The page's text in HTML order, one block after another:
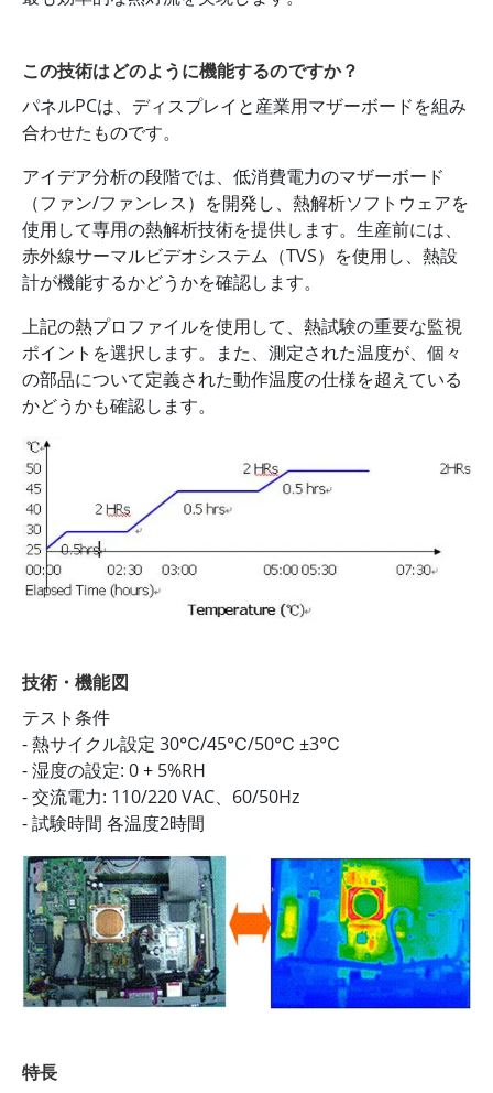
この技術はどのように機能するのですか？
パネルPCは、ディスプレイと産業用マザーボードを組み
合わせたものです。
アイデア分析の段階では、低消費電力のマザーボード
（ファン/ファンレス）を開発し、熱解析ソフトウェアを
使用して専用の熱解析技術を提供します。生産前には、
赤外線サーマルビデオシステム（TVS）を使用し、熱設
計が機能するかどうかを確認します。
上記の熱プロファイルを使用して、熱試験の重要な監視
ポイントを選択します。また、測定された温度が、個々
の部品について定義された動作温度の仕様を超えている
かどうかも確認します。
技術・機能図
テスト条件
- 熱サイクル設定 30℃/45℃/50℃ ±3℃
- 湿度の設定: 0 + 5%RH
- 交流電力: 110/220 VAC、60/50Hz
- 試験時間 各温度2時間
特長